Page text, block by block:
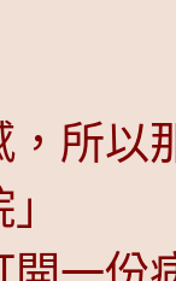
，所